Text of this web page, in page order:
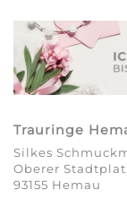
Trauringe
Silkes
Oberer
93155 Hemau